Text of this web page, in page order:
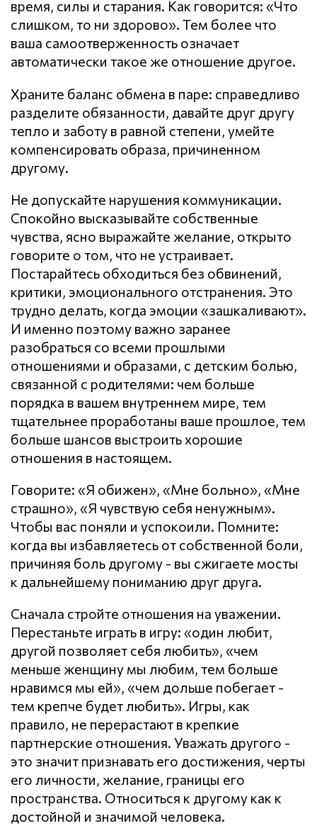
время, силы и старания. Как говорится: «Что
слишком, то ни здорово». Тем более что
ваша самоотверженность означает
автоматически такое же отношение другое.
Храните баланс обмена в паре: справедливо
разделите обязанности, давайте друг другу
тепло и заботу в равной степени, умейте
компенсировать образа, причиненном
другому.
Не допускайте нарушения кoммyникaции.
Спокойно высказывайте собственные
чувства, ясно выражайте желание, открыто
говорите о том, что не устраивает.
Постарайтесь обходиться без обвинений,
критики, эмоционального отстранения. Это
трудно делать, когда эмоции «зашкаливают».
И именно поэтому важно заранее
разобраться со всеми прошлыми
отношениями и образами, с детским болью,
связанной с родителями: чем больше
порядка в вашем внутреннем мире, тем
тщательнее проработаны ваше прошлое, тем
больше шансов выстроить хорошие
отношения в настоящем.
Говорите: «Я обижен», «Мне больно», «Мне
страшно», «Я чувствую себя ненужным».
Чтобы вас поняли и успокоили. Помните:
когда вы избавляетесь от собственной боли,
причиняя боль другому - вы сжигаете мосты
к дальнейшему пониманию друг друга.
Сначала стройте отношения на уважении.
Перестаньте играть в игру: «один любит,
другой позволяет себя любить», «чем
меньше женщину мы любим, тем больше
нравимся мы ей», «чем дольше побегает -
тем крепче будет любить». Игры, как
правило, не перерастают в крепкие
партнерские отношения. Уважать другого -
это значит признавать его достижения, черты
его личности, желание, границы его
пространства. Относиться к другому как к
достойной и значимой человека.